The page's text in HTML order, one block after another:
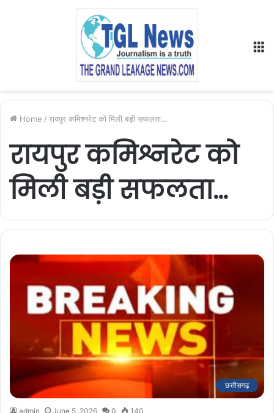
Home / रायपुर कमिश्नरेट को मिली बड़ी सफलता…
रायपुर कमिश्नरेट को
मिली बड़ी सफलता…
छत्तीसगढ़
admin June 5, 2026 0 140